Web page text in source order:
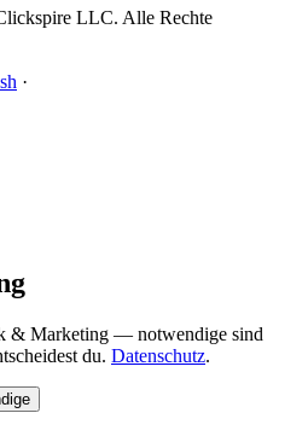
LLC. Alle Rechte
·
& Marketing — notwendige sind
du. Datenschutz.